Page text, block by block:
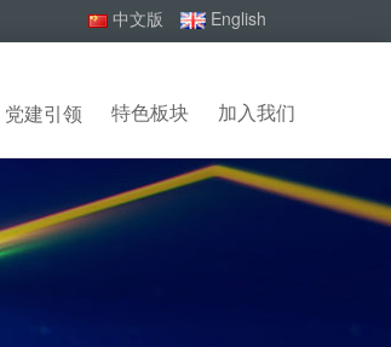
中文版 English
党建引领 特色板块 加入我们